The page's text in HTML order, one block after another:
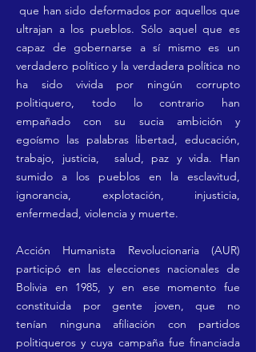
que han sido deformados por aquellos que
ultrajan a los pueblos. Sólo aquel que es
capaz de gobernarse a sí mismo es un
verdadero político y la verdadera política no
ha sido vivida por ningún corrupto
politiquero, todo lo contrario han
empañado con su sucia ambición y
egoísmo las palabras libertad, educación,
trabajo, justicia, salud, paz y vida. Han
sumido a los pueblos en la esclavitud,
ignorancia, explotación, injusticia,
enfermedad, violencia y muerte.
Acción Humanista Revolucionaria (AUR)
participó en las elecciones nacionales de
Bolivia en 1985, y en ese momento fue
constituida por gente joven, que no
tenían ninguna afiliación con partidos
politiqueros y cuya campaña fue financiada